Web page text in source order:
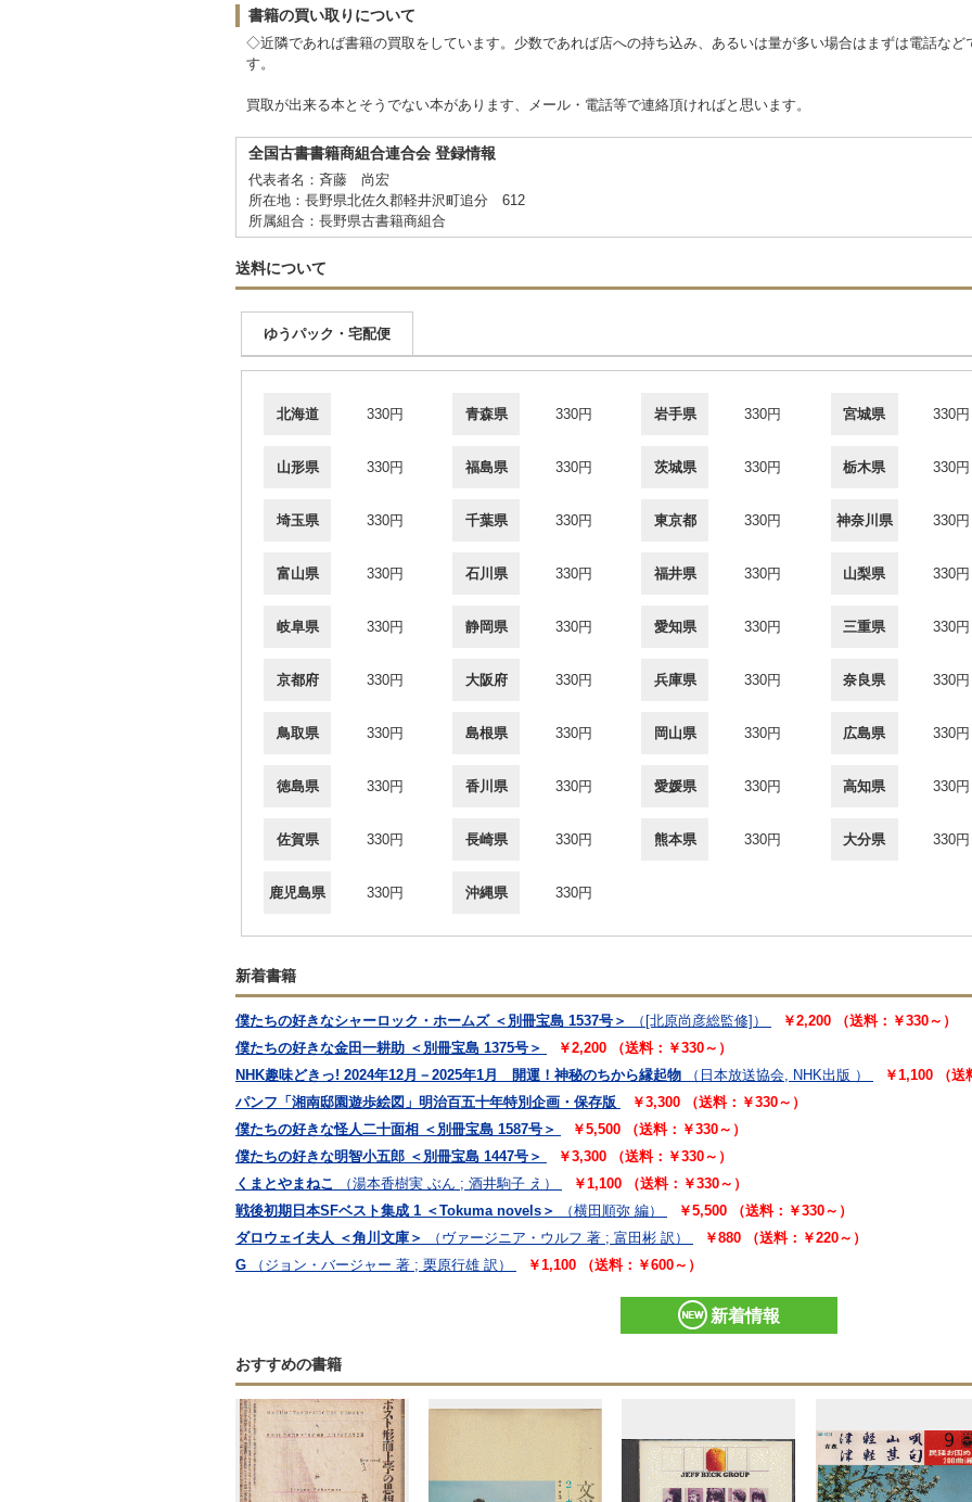
書籍の買い取りについて
◇近隣であれば書籍の買取をしています。少数であれば店への持ち込み、あるいは量が多い場合はまずは電話など
す。
買取が出来る本とそうでない本があります、メール・電話等で連絡頂ければと思います。
全国古書書籍商組合連合会 登録情報
代表者名：斉藤 尚宏
所在地：長野県北佐久郡軽井沢町追分 612
所属組合：長野県古書籍商組合
送料について
ゆうパック・宅配便
北海道 330円 青森県 330円 岩手県 330円 宮城県 330円
山形県 330円 福島県 330円 茨城県 330円 栃木県 330円
埼玉県 330円 千葉県 330円 東京都 330円 神奈川県 330円
富山県 330円 石川県 330円 福井県 330円 山梨県 330円
岐阜県 330円 静岡県 330円 愛知県 330円 三重県 330円
京都府 330円 大阪府 330円 兵庫県 330円 奈良県 330円
鳥取県 330円 島根県 330円 岡山県 330円 広島県 330円
徳島県 330円 香川県 330円 愛媛県 330円 高知県 330円
佐賀県 330円 長崎県 330円 熊本県 330円 大分県 330円
鹿児島県 330円 沖縄県 330円
新着書籍
僕たちの好きなシャーロック・ホームズ ＜別冊宝島 1537号＞ （[北原尚彦総監修]）
￥2,200 （送料：￥330～）
僕たちの好きな金田一耕助 ＜別冊宝島 1375号＞
￥2,200 （送料：￥330～）
NHK趣味どきっ! 2024年12月－2025年1月 開運！神秘のちから縁起物
（日本放送協会, NHK出版 ）
￥1,100 （送
パンフ「湘南邸園遊歩絵図」明治百五十年特別企画・保存版
￥3,300 （送料：￥330～）
僕たちの好きな怪人二十面相 ＜別冊宝島 1587号＞
￥5,500 （送料：￥330～）
僕たちの好きな明智小五郎 ＜別冊宝島 1447号＞
￥3,300 （送料：￥330～）
くまとやまねこ
（湯本香樹実 ぶん ; 酒井駒子 え）
￥1,100 （送料：￥330～）
戦後初期日本SFベスト集成 1 ＜Tokuma novels＞
（横田順弥 編）
￥5,500 （送料：￥330～）
ダロウェイ夫人 ＜角川文庫＞
（ヴァージニア・ウルフ 著 ; 富田彬 訳）
￥880 （送料：￥220～）
G
（ジョン・バージャー 著 ; 栗原行雄 訳） ￥1,100 （送料：￥600～）
新着情報
おすすめの書籍